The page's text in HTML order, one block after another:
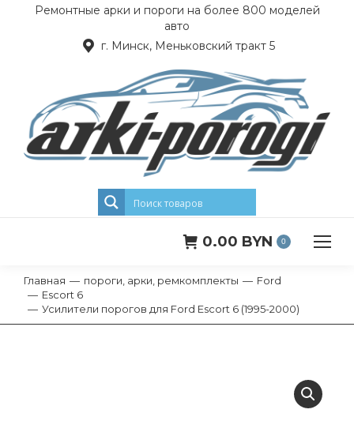
Ремонтные арки и пороги на более 800 моделей
авто
г. Минск, Меньковский тракт 5
0.00 BYN 0
Вы здесь:
Главная пороги, арки, ремкомплекты
Ford
Escort 6
Усилители порогов для Ford Escort 6 (1995-2000)